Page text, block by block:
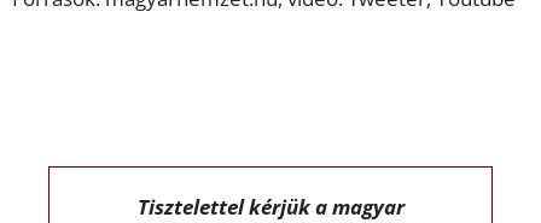
Tisztelettel kérjük a magyar